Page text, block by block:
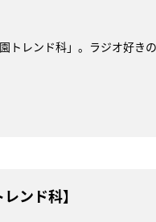
トレンド科」。ラジオ好き
ンド科】